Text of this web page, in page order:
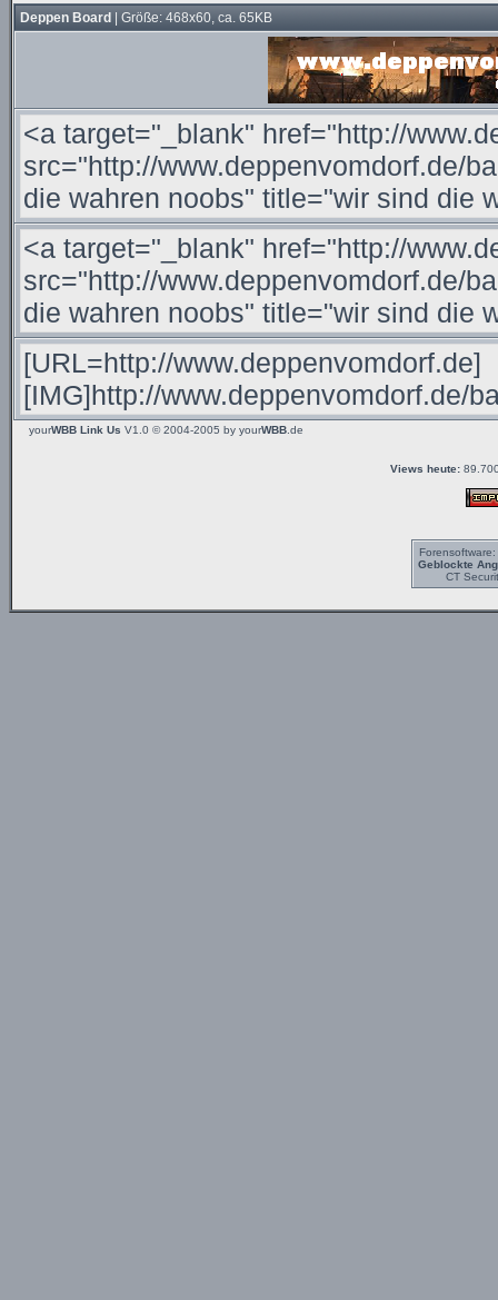
Deppen Board | Größe: 468x60, ca. 65KB
yourWBB Link Us V1.0 © 2004-2005 by yourWBB.de
Views heute:
Forensoftware:
Geblockte
CT